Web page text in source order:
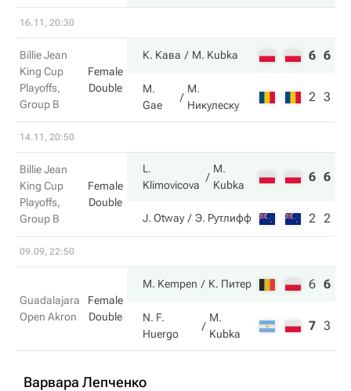
16.11, 20:30
Billie Jean
King Cup
Playoffs,
Group B
Female
Double
К. Кава M. Kubka 6 6
M.
Gae
М.
Никулеску
2 3
14.11, 20:50
Billie Jean
King Cup
Playoffs,
Group B
Female
Double
L.
Klimovicova
M.
Kubka
6 6
J. Otway Э. Рутлифф 2 2
09.09, 22:50
Guadalajara
Open Akron
Female
Double
M. Kempen К. Питер 6 6
N. F.
Huergo
M.
Kubka
7 3
Варвара Лепченко